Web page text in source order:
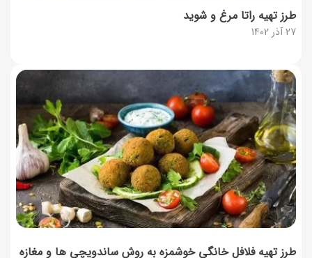
27 آذر 1402
طرز تهیه راتا مرغ و شوید
طرز تهیه فلافل خانگی خوشمزه به روش ساندویچی ها و مغازه